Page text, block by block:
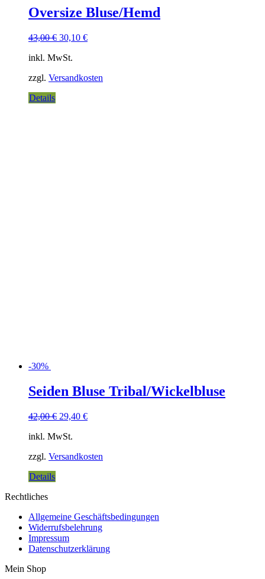
Oversize Bluse/Hemd
43,00€ 30,10 €
inkl. MwSt.
zzgl. Versandkosten
Details
-30%
Seiden Bluse Tribal/Wickelbluse
42,00€ 29,40 €
inkl. MwSt.
zzgl. Versandkosten
Details
Rechtliches
Allgemeine Geschäftsbedingungen
Widerrufsbelehrung
Impressum
Datenschutzerklärung
Mein Shop